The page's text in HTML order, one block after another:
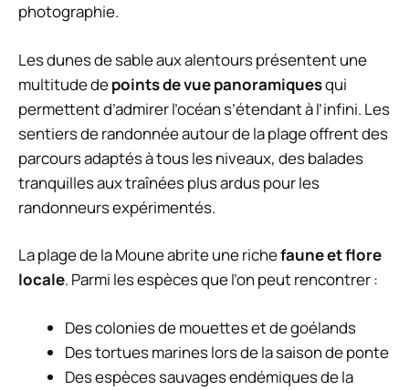
photographie.
Les dunes de sable aux alentours présentent une
multitude depoints de vue panoramiquesqui
permettent d’admirer l’océan s’étendant à l’infini. Les
sentiers de randonnée autour de la plage offrent des
parcours adaptés à tous les niveaux, des balades
tranquilles aux traînées plus ardus pour les
randonneurs expérimentés.
La plage de la Moune abrite une richefaune et flore
locale. Parmi les espèces que l’on peut rencontrer :
Des colonies de mouettes et de goélands
Des tortues marines lors de la saison de ponte
Des espèces sauvages endémiques de la